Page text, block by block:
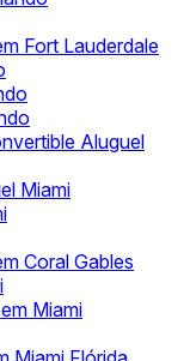
Fort Lauderdale
Aluguel
Miami
Coral Gables
Miami